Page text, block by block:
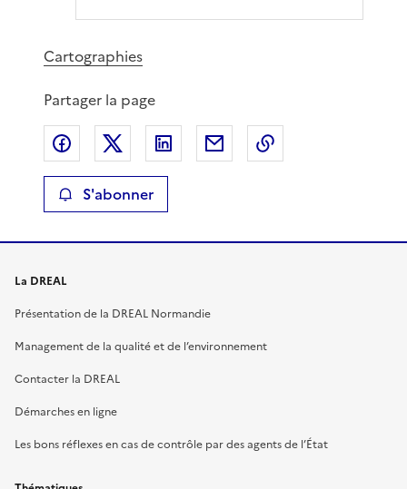
Cartographies
Partager la page
Partager sur Facebook
Partager sur XPartager sur LinkedIn
Partager par email
S'abonner
La DREAL
Présentation de la DREAL Normandie
Management de la qualité et de l’environnement
Contacter la DREAL
Démarches en ligne
Les bons réflexes en cas de contrôle par des agents de l’État